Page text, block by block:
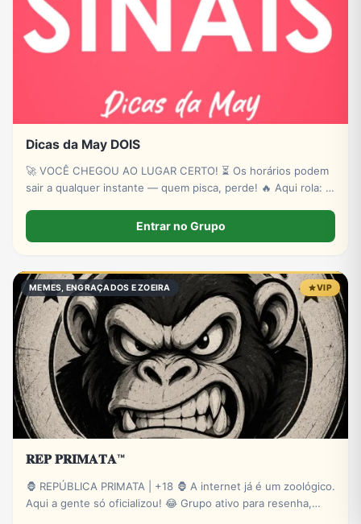
Dicas da May DOIS
🚀 VOCÊ CHEGOU AO LUGAR CERTO! ⏳ Os horários podem
sair a qualquer instante — quem pisca, perde! 🔥 Aqui rola: ✔
& bancas ✔ Conteúdo exclusivo
Entrar no Grupo
MEMES, ENGRAÇADOS E ZOEIRA VIP
𝐑𝐄𝐏 𝐏𝐑𝐈𝐌𝐀𝐓𝐀™
🦍 REPÚBLICA PRIMATA | +18 🦍 A internet já é um zoológico.
Aqui a gente só oficializou! 😂 Grupo ativo para resenha,